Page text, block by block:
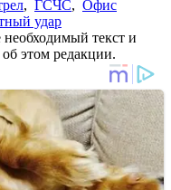
, ГСЧС, Офис
удар
текст и
этом редакции.